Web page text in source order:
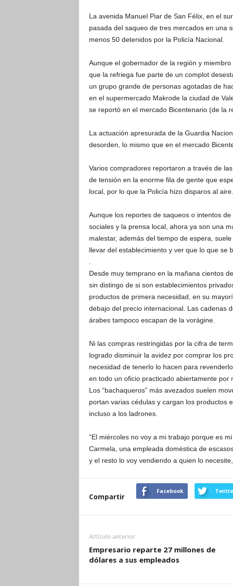
La avenida Manuel Piar de San Félix, en el
pasada del saqueo de tres mercados en una
menos 50 detenidos por la Policía Nacional.
Aunque el gobernador de la región y
que la refriega fue parte de un complot
un grupo grande de personas agotadas de
en el supermercado Makrode la ciudad de
se reportó en el mercado Bicentenario (de la
La actuación apresurada de la Guardia
desorden, lo mismo que en el mercado
Varios compradores reportaron a través de
de tensión en la enorme fila de gente que
local, por lo que la Policía hizo disparos al aire.
Aunque los reportes de saqueos o intentos
sociales y la prensa local, ahora ya son una
malestar, además del tiempo de espera,
llevar del establecimiento y ver que lo que se
Desde muy temprano en la mañana cientos
sin distingo de si son establecimientos
productos de primera necesidad, en su
debajo del precio internacional. Las cadenas
árabes tampoco escapan de la vorágine.
Ni las compras restringidas por la cifra de
logrado disminuir la avidez por comprar los
necesidad de tenerlo lo hacen para
en todo un oficio practicado abiertamente por
Los “bachaqueros” más avezados suelen
portan varias cédulas y cargan los productos
incluso a los ladrones.
“El miércoles no voy a mi trabajo porque es
Carmela, una empleada doméstica de
y el resto lo voy vendiendo a quien lo
Compartir
Facebook
Artículo anterior
Empresario reparte 27 millones de
dólares a sus empleados